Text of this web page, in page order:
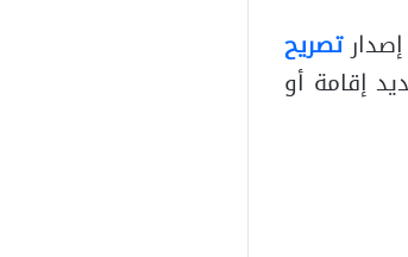
إصدارتصريح
إقامة أو